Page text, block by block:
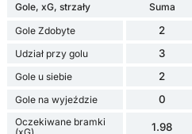
Gole, xG, strzały Suma
Gole Zdobyte
2
Udział przy golu 3
Gole u siebie 2
Gole na wyjeździe 0
Oczekiwane bramki
1.98